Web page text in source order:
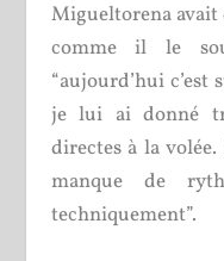
Migueltorena avait
comme il le
“aujourd’hui
je lui ai donné
directes à la
manque de
techniquement”.